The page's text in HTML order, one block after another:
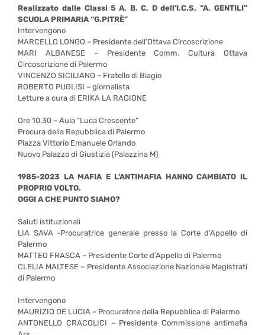
Realizzato dalle Classi 5 A, B, C, D dell’I.C.S. “A. GENTILI”
SCUOLA PRIMARIA “G.PITRÈ”
Intervengono
MARCELLO LONGO – Presidente dell’Ottava Circoscrizione
MARI ALBANESE – Presidente Comm. Cultura Ottava
Circoscrizione di Palermo
VINCENZO SICILIANO – Fratello di Biagio
ROBERTO PUGLISI – giornalista
Letture a cura di ERIKA LA RAGIONE
Ore 10.30 – Aula “Luca Crescente”
Procura della Repubblica di Palermo
Piazza Vittorio Emanuele Orlando
Nuovo Palazzo di Giustizia (Palazzina M)
1985-2023 LA MAFIA E L’ANTIMAFIA HANNO CAMBIATO IL
PROPRIO VOLTO.
OGGI A CHE PUNTO SIAMO?
Saluti istituzionali
LIA SAVA -Procuratrice generale presso la Corte d’Appello di
Palermo
MATTEO FRASCA – Presidente Corte d’Appello di Palermo
CLELIA MALTESE – Presidente Associazione Nazionale Magistrati
di Palermo
Intervengono
MAURIZIO DE LUCIA – Procuratore della Repubblica di Palermo
ANTONELLO CRACOLICI – Presidente Commissione antimafia